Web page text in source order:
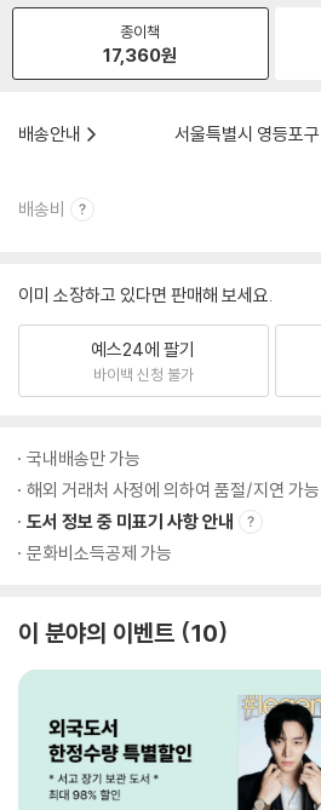
종이책
17,360원
배송안내
서울특별시 영등포
배송비
이미 소장하고 있다면 판매해 보세요.
예스24에 팔기
바이백 신청 불가
국내배송만 가능
해외 거래처 사정에 의하여 품절/지연 가능
도서 정보 중 미표기 사항 안내
문화비소득공제 가능
이 분야의 이벤트 10